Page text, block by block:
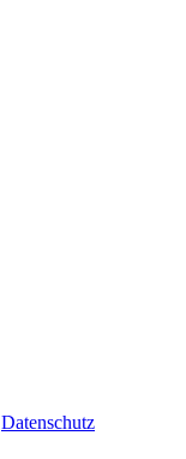
Datenschutz